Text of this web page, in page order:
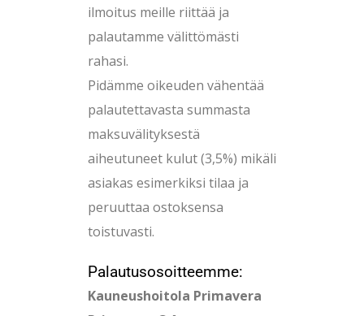
ilmoitus meille riittää ja
palautamme välittömästi
rahasi.
Pidämme oikeuden vähentää
palautettavasta summasta
maksuvälityksestä
aiheutuneet kulut (3,5%) mikäli
asiakas esimerkiksi tilaa ja
peruuttaa ostoksensa
toistuvasti.
Palautusosoitteemme:
Kauneushoitola Primavera